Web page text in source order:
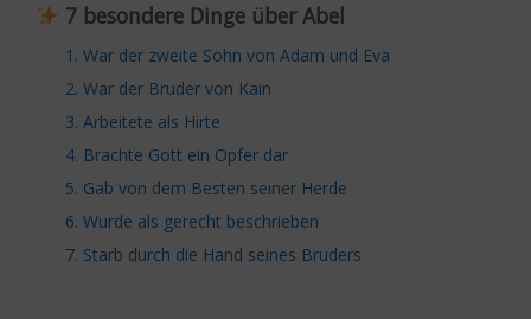
7 besondere Dinge über Abel
War der zweite Sohn von Adam und Eva
War der Bruder von Kain
Arbeitete als Hirte
Brachte Gott ein Opfer dar
Gab von dem Besten seiner Herde
Wurde als gerecht beschrieben
Starb durch die Hand seines Bruders